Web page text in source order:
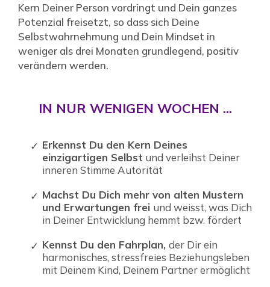
Kern Deiner Person vordringt und Dein ganzes
Potenzial freisetzt, so dass sich Deine
Selbstwahrnehmung und Dein Mindset in
weniger als drei Monaten grundlegend, positiv
verändern werden.
IN NUR WENIGEN WOCHEN ...
Erkennst Du den Kern Deines
einzigartigen Selbst und verleihst Deiner
inneren Stimme Autorität
Machst Du Dich mehr von alten Mustern
und Erwartungen frei und weisst, was Dich
in Deiner Entwicklung hemmt bzw. fördert
Kennst Du den Fahrplan, der Dir ein
harmonisches, stressfreies Beziehungsleben
mit Deinem Kind, Deinem Partner ermöglicht